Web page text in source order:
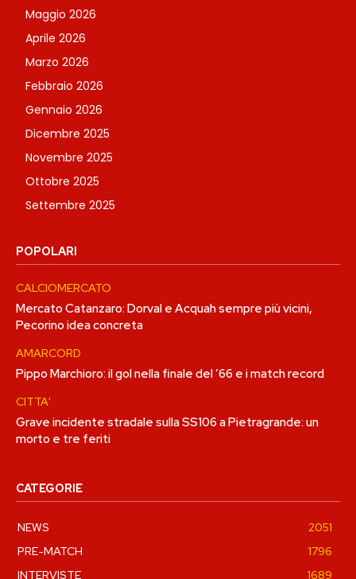
Maggio 2026
Aprile 2026
Marzo 2026
Febbraio 2026
Gennaio 2026
Dicembre 2025
Novembre 2025
Ottobre 2025
Settembre 2025
POPOLARI
CALCIOMERCATO
Mercato Catanzaro: Dorval e Acquah sempre più vicini,
Pecorino idea concreta
AMARCORD
Pippo Marchioro: il gol nella finale del ’66 e i match record
CITTA'
Grave incidente stradale sulla SS106 a Pietragrande: un
morto e tre feriti
CATEGORIE
NEWS
2051
PRE-MATCH
1796
INTERVISTE
1689